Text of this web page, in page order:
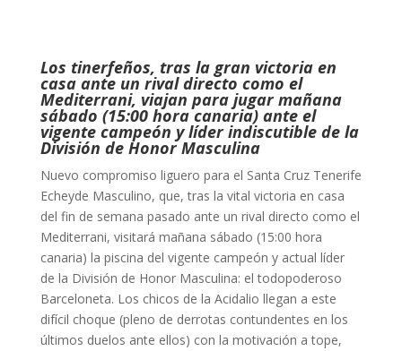
Los tinerfeños, tras la gran victoria en
casa ante un rival directo como el
Mediterrani, viajan para jugar mañana
sábado (15:00 hora canaria) ante el
vigente campeón y líder indiscutible de la
División de Honor Masculina
Nuevo compromiso liguero para el Santa Cruz Tenerife
Echeyde Masculino, que, tras la vital victoria en casa
del fin de semana pasado ante un rival directo como el
Mediterrani, visitará mañana sábado (15:00 hora
canaria) la piscina del vigente campeón y actual líder
de la División de Honor Masculina: el todopoderoso
Barceloneta. Los chicos de la Acidalio llegan a este
difícil choque (pleno de derrotas contundentes en los
últimos duelos ante ellos) con la motivación a tope,